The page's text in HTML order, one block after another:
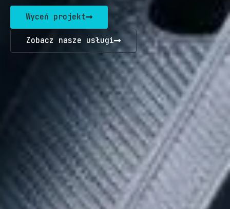
Wyceń projekt
Zobacz nasze usługi